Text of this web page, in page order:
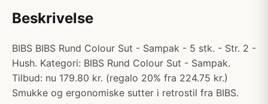
Beskrivelse
BIBS BIBS Rund Colour Sut - Sampak - 5 stk. - Str. 2 -
Hush. Kategori: BIBS Rund Colour Sut - Sampak.
Tilbud: nu 179.80 kr. (regalo 20% fra 224.75 kr.)
Smukke og ergonomiske sutter i retrostil fra BIBS.